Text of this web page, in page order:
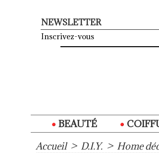
NEWSLETTER
Inscrivez-vous
BEAUTÉ
Accueil > D.I.Y. > Home